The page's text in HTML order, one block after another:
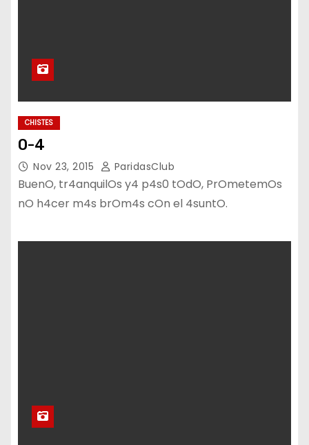
CHISTES
0-4
Nov 23, 2015 ParidasClub
BuenO, tr4anquilOs y4 p4s0 tOdO, PrOmetemOs
nO h4cer m4s brOm4s cOn el 4suntO.